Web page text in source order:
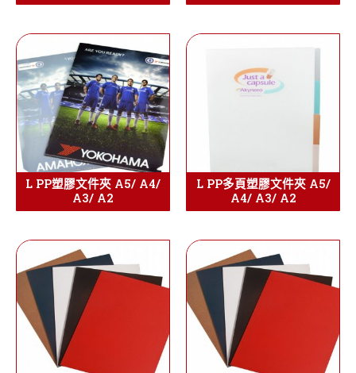
L PP塑膠文件夾 A5/ A4/
A3/ A2
L PP多頁塑膠文件夾 A5/
A4/ A3/ A2